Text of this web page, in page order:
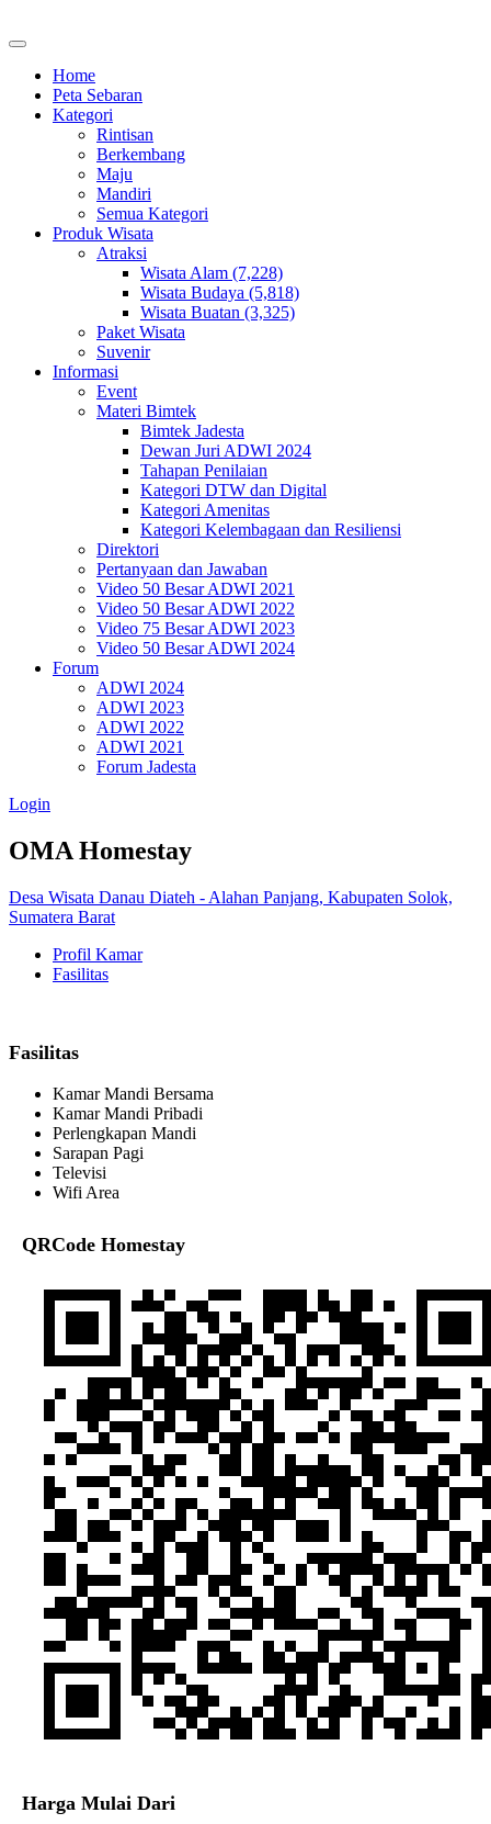
Home
Peta Sebaran
Kategori
Rintisan
Berkembang
Maju
Mandiri
Semua Kategori
Produk Wisata
Atraksi
Wisata Alam (7,228)
Wisata Budaya (5,818)
Wisata Buatan (3,325)
Paket Wisata
Suvenir
Informasi
Event
Materi Bimtek
Bimtek Jadesta
Dewan Juri ADWI 2024
Tahapan Penilaian
Kategori DTW dan Digital
Kategori Amenitas
Kategori Kelembagaan dan Resiliensi
Direktori
Pertanyaan dan Jawaban
Video 50 Besar ADWI 2021
Video 50 Besar ADWI 2022
Video 75 Besar ADWI 2023
Video 50 Besar ADWI 2024
Forum
ADWI 2024
ADWI 2023
ADWI 2022
ADWI 2021
Forum Jadesta
Login
OMA Homestay
Desa Wisata Danau Diateh - Alahan Panjang, Kabupaten Solok,
Sumatera Barat
Profil Kamar
Fasilitas
Fasilitas
Kamar Mandi Bersama
Kamar Mandi Pribadi
Perlengkapan Mandi
Sarapan Pagi
Televisi
Wifi Area
QRCode Homestay
Harga Mulai Dari